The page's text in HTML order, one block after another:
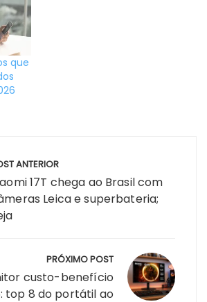
que
ANTERIOR
17T chega ao Brasil com
Leica e superbateria;
PRÓXIMO POST
custo-benefício
top 8 do portátil ao